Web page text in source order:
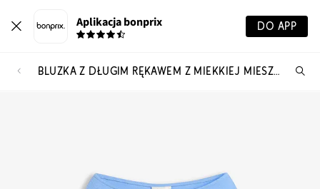
Aplikacja bonprix DO APP
BLUZKA Z DŁUGIM RĘKAWEM Z MIEKKIEJ MIESZANKI WISKOZY